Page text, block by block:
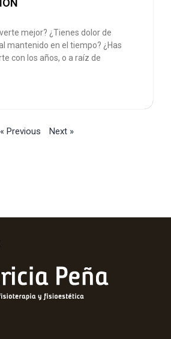
mejor? ¿Tienes dolor de
mantenido en el tiempo? ¿Has
con los años, o a raíz de
« Previous Next »